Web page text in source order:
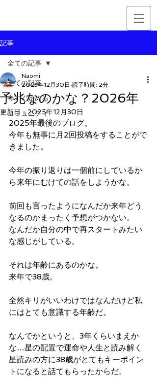
記事
全ての記事
今すぐ始める
コミュニティ
全ての記事
予兆なのかな？2026年
Naomi
2025年12月30日 読了時間: 2分
更新日： 2025年12月30日
2025年最後のブログ。
今年も無事に月2回投稿をすることがで
きました。
今年の振り返りは一個前にしているか
ら来年にむけての話をしようかな。
前回も言ったようになんだか来年どう
なるのかまったく予想がつかない。
なんだか自分の中で再スタートみたい
な感じがしている。
それは年齢にあるのかな。
来年で38歳。
全然キリがいいわけではなんだけど私
にはとても意識する年齢だ。
なんでかというと、3年くらいまえか
な…星の配置で運命や人生と読み解く
星読みの方に38歳がとてもキーポイン
トになると話てもらったからだ。